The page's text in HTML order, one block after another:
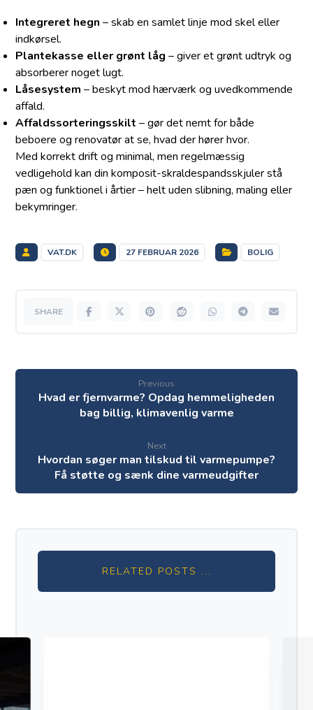
Integreret hegn – skab en samlet linje mod skel eller
indkørsel.
Plantekasse eller grønt låg – giver et grønt udtryk og
absorberer noget lugt.
Låsesystem – beskyt mod hærværk og uvedkommende
affald.
Affaldssorteringsskilt – gør det nemt for både
beboere og renovatør at se, hvad der hører hvor.
Med korrekt drift og minimal, men regelmæssig
vedligehold kan din komposit-skraldespandsskjuler stå
pæn og funktionel i årtier – helt uden slibning, maling eller
bekymringer.
VAT.DK 27 FEBRUAR 2026 BOLIG
Previous
Hvad er fjernvarme? Opdag hemmeligheden
bag billig, klimavenlig varme
Next
Hvordan søger man tilskud til varmepumpe?
Få støtte og sænk dine varmeudgifter
RELATED POSTS ...